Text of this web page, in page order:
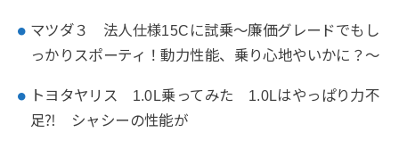
マツダ３ 法人仕様15Cに試乗～廉価グレードでもし
っかりスポーティ！動力性能、乗り心地やいかに？～
トヨタヤリス 1.0L乗ってみた 1.0Lはやっぱり力不
足⁈ シャシーの性能が